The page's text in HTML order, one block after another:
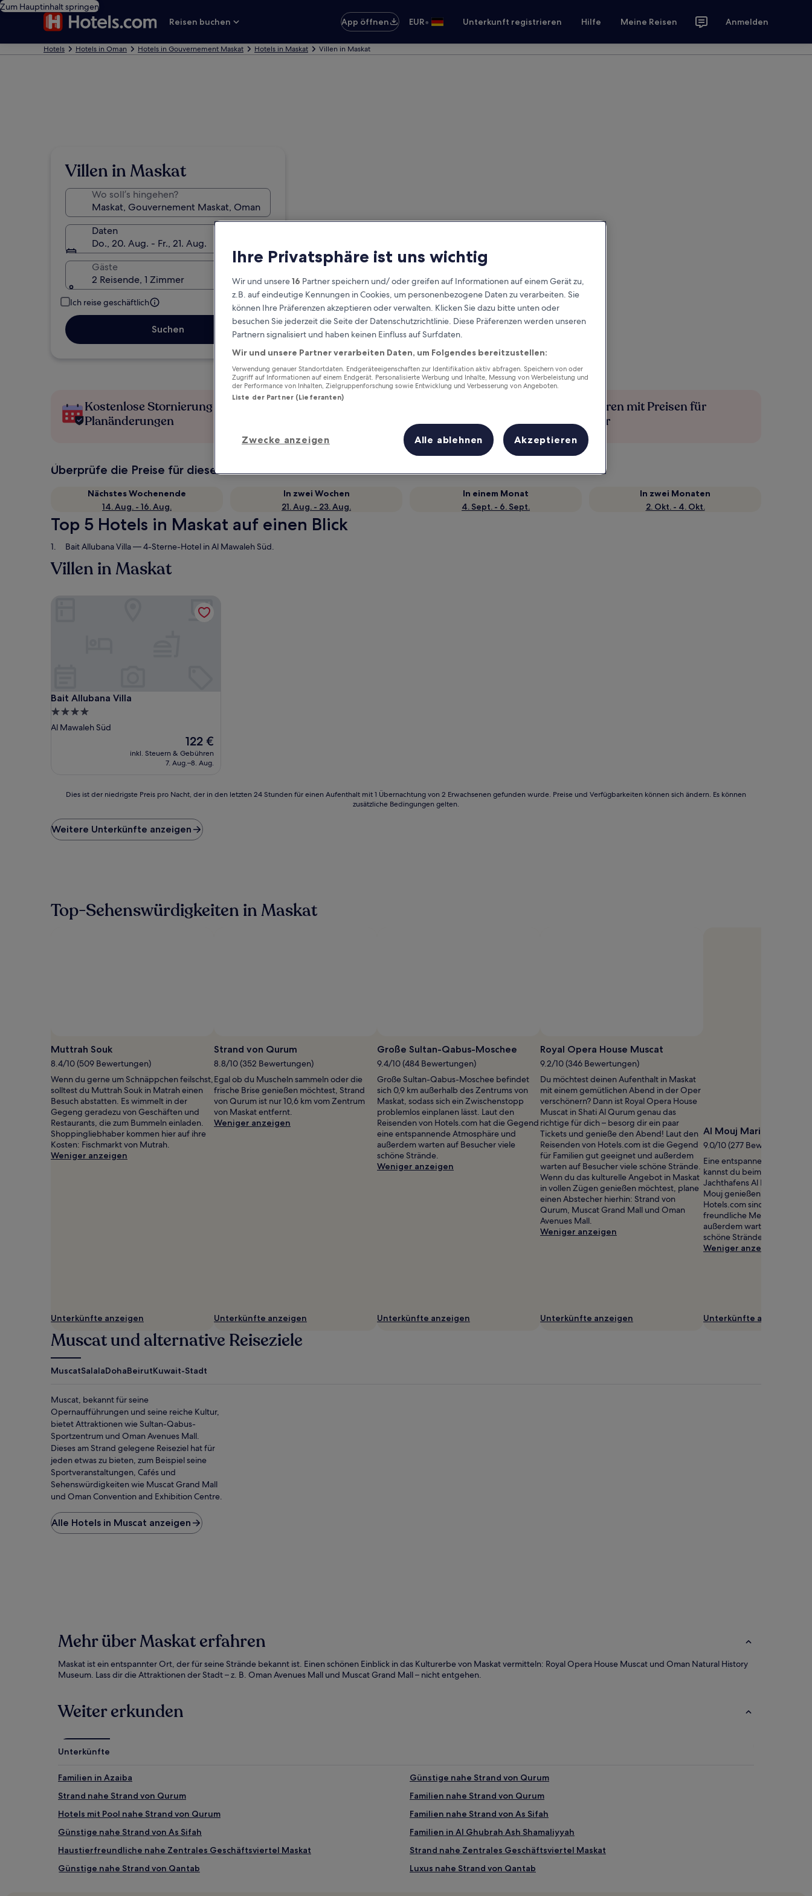
Zum Hauptinhalt springen
Reisen buchen
App öffnen EUR• Unterkunft registrieren Hilfe Meine Reisen Anmelden
Hotels Hotels in Oman Hotels in Gouvernement Maskat Hotels in Maskat Villen in Maskat
Villen in Maskat
Wo soll’s hingehen?
Daten
Do., 20. Aug. - Fr., 21. Aug.
Gäste
2 Reisende, 1 Zimmer
Ich reise geschäftlich
Suchen
Kostenlose Stornierung bei
Planänderungen
wahrgenommene Übernachtung
Mehr sparen mit Preisen für
Mitglieder
Überprüfe die Preise für diese Daten
Nächstes Wochenende
14. Aug. - 16. Aug.
In zwei Wochen
21. Aug. - 23. Aug.
In einem Monat
4. Sept. - 6. Sept.
In zwei Monaten
2. Okt. - 4. Okt.
Top 5 Hotels in Maskat auf einen Blick
Bait Allubana Villa— 4-Sterne-Hotel in Al Mawaleh Süd.
Villen in Maskat
Bait Allubana Villa
Bait Allubana Villa
4.0-
Sterne-
Al Mawaleh Süd
Der
Preis
beträgt
122 €
inkl. Steuern & Gebühren
7. Aug.–8. Aug.
der
niedrigste
Preis
letzten
24 Stunden
Verfügbarkeiten
können
sich
ändern.
Es
können
zusätzliche
Bedingungen
gelten.
Dies ist der niedrigste Preis pro Nacht, der in den letzten 24 Stunden für einen Aufenthalt mit 1 Übernachtung von 2 Erwachsenen gefunden wurde. Preise und Verfügbarkeiten können sich ändern. Es können
zusätzliche Bedingungen gelten.
Weitere Unterkünfte anzeigen
Top-Sehenswürdigkeiten in Maskat
Muttrah Souk
8.4/10 (509 Bewertungen)
Wenn du gerne um Schnäppchen feilschst,
solltest du Muttrah Souk in Matrah einen
Besuch abstatten. Es wimmelt in der
Gegeng geradezu von Geschäften und
Restaurants, die zum Bummeln einladen.
Shoppingliebhaber kommen hier auf ihre
Kosten: Fischmarkt von Mutrah.
Weniger anzeigen
Unterkünfte anzeigen
Foto
von
Ben
Reeves
Strand von Qurum
8.8/10 (352 Bewertungen)
Egal ob du Muscheln sammeln oder die
frische Brise genießen möchtest, Strand
von Qurum ist nur 10,6 km vom Zentrum
von Maskat entfernt.
Weniger anzeigen
Unterkünfte anzeigen
Große Sultan-Qabus-Moschee
9.4/10 (484 Bewertungen)
Große Sultan-Qabus-Moschee befindet
sich 0,9 km außerhalb des Zentrums von
Maskat, sodass sich ein Zwischenstopp
problemlos einplanen lässt. Laut den
Reisenden von Hotels.com hat die Gegend
eine entspannende Atmosphäre und
außerdem warten auf Besucher viele
schöne Strände.
Weniger anzeigen
Unterkünfte anzeigen
Royal Opera House Muscat
9.2/10 (346 Bewertungen)
Du möchtest deinen Aufenthalt in Maskat
mit einem gemütlichen Abend in der Oper
verschönern? Dann ist Royal Opera House
Muscat in Shati Al Qurum genau das
richtige für dich – besorg dir ein paar
Tickets und genieße den Abend! Laut den
Reisenden von Hotels.com ist die Gegend
für Familien gut geeignet und außerdem
warten auf Besucher viele schöne Strände.
Wenn du das kulturelle Angebot in Maskat
in vollen Zügen genießen möchtest, plane
einen Abstecher hierhin: Strand von
Qurum, Muscat Grand Mall und Oman
Avenues Mall.
Weniger anzeigen
Unterkünfte anzeigen
Al Mouj Marina
9.0/10 (277 Bewertungen)
Eine entspannende
kannst du beim Schlendern
Jachthafens Al Mouj Marina
Mouj genießen. Laut den
Hotels.com sind in der
freundliche Menschen
außerdem warten auf
schöne Strände.
Weniger anzeigen
Unterkünfte anzeigen
Muscat und alternative Reiseziele
MuscatSalalaDohaBeirutKuwait-Stadt
Muscat, bekannt für seine
Opernaufführungen und seine reiche Kultur,
bietet Attraktionen wie Sultan-Qabus-
Sportzentrum und Oman Avenues Mall.
Dieses am Strand gelegene Reiseziel hat für
jeden etwas zu bieten, zum Beispiel seine
Sportveranstaltungen, Cafés und
Sehenswürdigkeiten wie Muscat Grand Mall
und Oman Convention and Exhibition Centre.
Alle Hotels in Muscat anzeigen
Mehr über Maskat erfahren
Maskat ist ein entspannter Ort, der für seine Strände bekannt ist. Einen schönen Einblick in das Kulturerbe von Maskat vermitteln: Royal Opera House Muscat und Oman Natural History
Museum. Lass dir die Attraktionen der Stadt – z. B. Oman Avenues Mall und Muscat Grand Mall – nicht entgehen.
Weiter erkunden
Unterkünfte
Familien in Azaiba
Günstige nahe Strand von Qurum
Strand nahe Strand von Qurum
Familien nahe Strand von Qurum
Hotels mit Pool nahe Strand von Qurum
Familien nahe Strand von As Sifah
Günstige nahe Strand von As Sifah
Familien in Al Ghubrah Ash Shamaliyyah
Haustierfreundliche nahe Zentrales Geschäftsviertel Maskat
Strand nahe Zentrales Geschäftsviertel Maskat
Günstige nahe Strand von Qantab
Luxus nahe Strand von Qantab
Ihre Privatsphäre ist uns wichtig
Wir und unsere16 Partner speichern und/ oder greifen auf Informationen auf einem Gerät zu,
z.B. auf eindeutige Kennungen in Cookies, um personenbezogene Daten zu verarbeiten. Sie
können Ihre Präferenzen akzeptieren oder verwalten. Klicken Sie dazu bitte unten oder
besuchen Sie jederzeit die Seite der Datenschutzrichtlinie. Diese Präferenzen werden unseren
Partnern signalisiert und haben keinen Einfluss auf Surfdaten.
Wir und unsere Partner verarbeiten Daten, um Folgendes bereitzustellen:
Verwendung genauer Standortdaten. Endgeräteeigenschaften zur Identifikation aktiv abfragen. Speichern von oder
Zugriff auf Informationen auf einem Endgerät. Personalisierte Werbung und Inhalte, Messung von Werbeleistung und
der Performance von Inhalten, Zielgruppenforschung sowie Entwicklung und Verbesserung von Angeboten.
Liste der Partner (Lieferanten)
Zwecke anzeigen Alle ablehnen Akzeptieren